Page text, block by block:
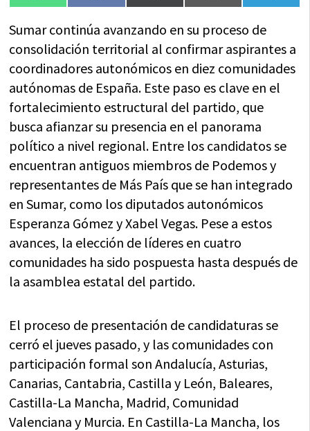
en
en
en
(Twitter) en
en
Sumar continúa avanzando en su proceso de
consolidación territorial al confirmar aspirantes a
coordinadores autonómicos en diez comunidades
autónomas de España. Este paso es clave en el
fortalecimiento estructural del partido, que
busca afianzar su presencia en el panorama
político a nivel regional. Entre los candidatos se
encuentran antiguos miembros de Podemos y
representantes de Más País que se han integrado
en Sumar, como los diputados autonómicos
Esperanza Gómez y Xabel Vegas. Pese a estos
avances, la elección de líderes en cuatro
comunidades ha sido pospuesta hasta después de
la asamblea estatal del partido.
El proceso de presentación de candidaturas se
cerró el jueves pasado, y las comunidades con
participación formal son Andalucía, Asturias,
Canarias, Cantabria, Castilla y León, Baleares,
Castilla-La Mancha, Madrid, Comunidad
Valenciana y Murcia. En Castilla-La Mancha, los